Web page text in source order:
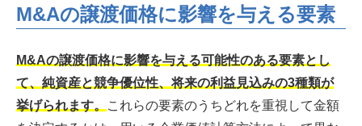
M&Aの譲渡価格に影響を与える要素
M&Aの譲渡価格に影響を与える可能性のある要素とし
て、純資産と競争優位性、将来の利益見込みの3種類が
挙げられます。
これらの要素のうちどれを重視して金額